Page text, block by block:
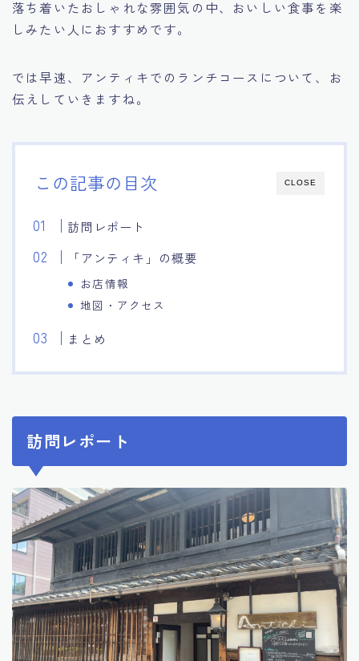
落ち着いたおしゃれな雰囲気の中、おいしい食事を楽
しみたい人におすすめです。
では早速、アンティキでのランチコースについて、お
伝えしていきますね。
CLOSE
この記事の目次
訪問レポート
「アンティキ」の概要
お店情報
地図・アクセス
まとめ
訪問レポート